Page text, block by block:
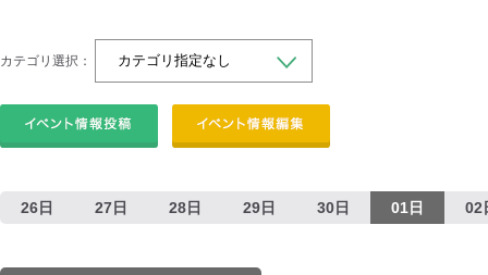
カテゴリ選択：
26日 27日 28日 29日 30日 01日 02